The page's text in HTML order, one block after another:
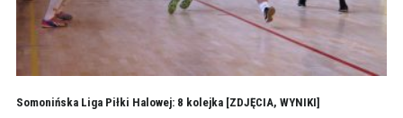
Somonińska Liga Piłki Halowej: 8 kolejka [ZDJĘCIA, WYNIKI]